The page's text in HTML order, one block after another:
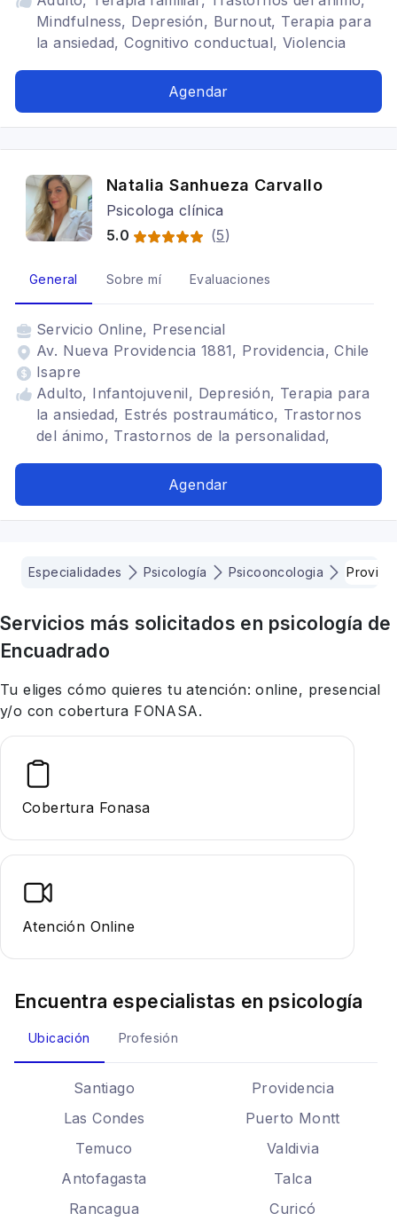
Mindfulness, Depresión, Burnout, Terapia para
la ansiedad, Cognitivo conductual, Violencia
Psicogerontología, Psicooncología
Agendar
Natalia Sanhueza Carvallo
Psicologa clínica
5.0
(5)
General Sobre mí Evaluaciones
Servicio Online, Presencial
Av. Nueva Providencia 1881, Providencia, Chile
Isapre
Adulto, Infantojuvenil, Depresión, Terapia para
la ansiedad, Estrés postraumático, Trastornos
del ánimo, Trastornos de la personalidad,
Agendar
Especialidades Psicología Psicooncologia
Servicios más solicitados en psicología de
Encuadrado
Tu eliges cómo quieres tu atención: online, presencial
y/o con cobertura FONASA.
Cobertura Fonasa
Atención Online
Encuentra especialistas en psicología
Ubicación Profesión
Santiago
Providencia
Las Condes
Puerto Montt
Temuco
Valdivia
Antofagasta
Talca
Rancagua
Curicó